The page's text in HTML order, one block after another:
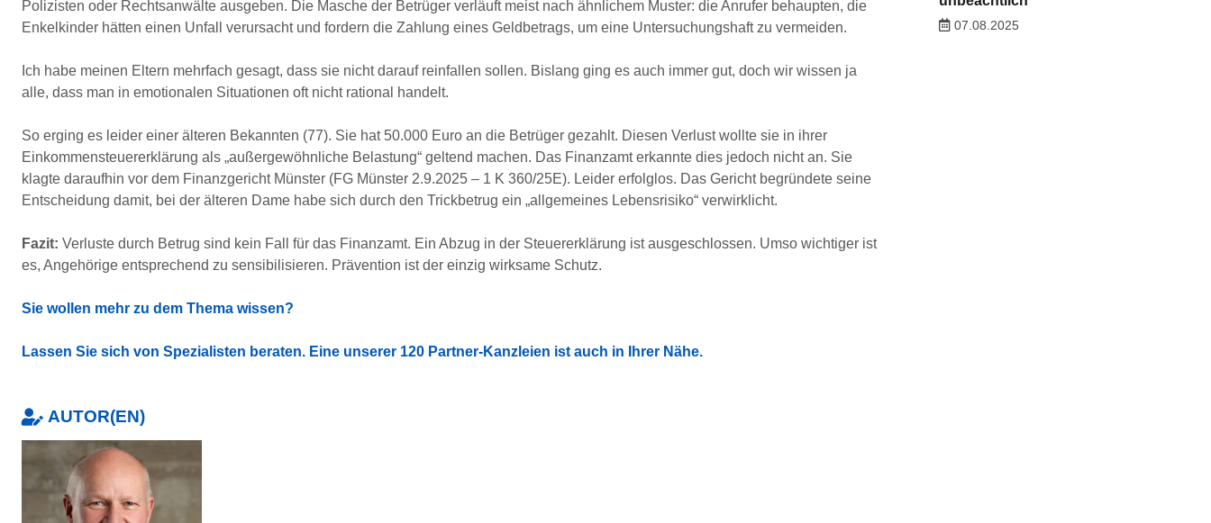
Polizisten oder Rechtsanwälte ausgeben. Die Masche der Betrüger verläuft meist nach ähnlichem Muster: die Anrufer behaupten, die
Enkelkinder hätten einen Unfall verursacht und fordern die Zahlung eines Geldbetrags, um eine Untersuchungshaft zu vermeiden.
Ich habe meinen Eltern mehrfach gesagt, dass sie nicht darauf reinfallen sollen. Bislang ging es auch immer gut, doch wir wissen ja
alle, dass man in emotionalen Situationen oft nicht rational handelt.
So erging es leider einer älteren Bekannten (77). Sie hat 50.000 Euro an die Betrüger gezahlt. Diesen Verlust wollte sie in ihrer
Einkommensteuererklärung als „außergewöhnliche Belastung“ geltend machen. Das Finanzamt erkannte dies jedoch nicht an. Sie
klagte daraufhin vor dem Finanzgericht Münster (FG Münster 2.9.2025 – 1 K 360/25E). Leider erfolglos. Das Gericht begründete seine
Entscheidung damit, bei der älteren Dame habe sich durch den Trickbetrug ein „allgemeines Lebensrisiko“ verwirklicht.
Fazit: Verluste durch Betrug sind kein Fall für das Finanzamt. Ein Abzug in der Steuererklärung ist ausgeschlossen. Umso wichtiger ist
es, Angehörige entsprechend zu sensibilisieren. Prävention ist der einzig wirksame Schutz.
Sie wollen mehr zu dem Thema wissen?
Lassen Sie sich von Spezialisten beraten. Eine unserer 120 Partner-Kanzleien ist auch in Ihrer Nähe.
AUTOR(EN)
07.08.2025